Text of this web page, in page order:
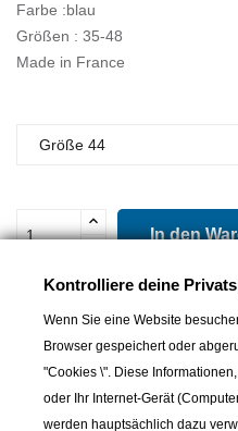
Farbe :blau
Größen : 35-48
Made in France
In den
Letzter Artikel auf Lager
Kontrolliere deine
Wenn Sie eine Website
Browser gespeichert oder
"Cookies \". Diese
oder Ihr Internet-Gerät
werden hauptsächlich dazu